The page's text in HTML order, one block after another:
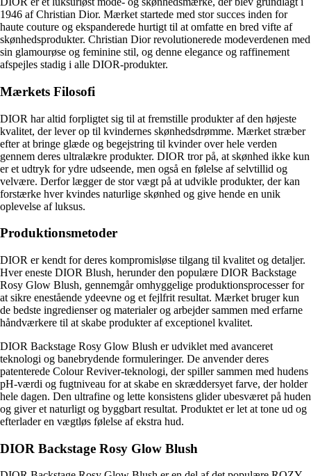
1946 af Christian Dior. Mærket startede med stor succes inden for
haute couture og ekspanderede hurtigt til at omfatte en bred vifte af
skønhedsprodukter. Christian Dior revolutionerede modeverdenen med
sin glamourøse og feminine stil, og denne elegance og raffinement
afspejles stadig i alle DIOR-produkter.
Mærkets Filosofi
DIOR har altid forpligtet sig til at fremstille produkter af den højeste
kvalitet, der lever op til kvindernes skønhedsdrømme. Mærket stræber
efter at bringe glæde og begejstring til kvinder over hele verden
gennem deres ultralækre produkter. DIOR tror på, at skønhed ikke kun
er et udtryk for ydre udseende, men også en følelse af selvtillid og
velvære. Derfor lægger de stor vægt på at udvikle produkter, der kan
forstærke hver kvindes naturlige skønhed og give hende en unik
oplevelse af luksus.
Produktionsmetoder
DIOR er kendt for deres kompromisløse tilgang til kvalitet og detaljer.
Hver eneste DIOR Blush, herunder den populære DIOR Backstage
Rosy Glow Blush, gennemgår omhyggelige produktionsprocesser for
at sikre enestående ydeevne og et fejlfrit resultat. Mærket bruger kun
de bedste ingredienser og materialer og arbejder sammen med erfarne
håndværkere til at skabe produkter af exceptionel kvalitet.
DIOR Backstage Rosy Glow Blush er udviklet med avanceret
teknologi og banebrydende formuleringer. De anvender deres
patenterede Colour Reviver-teknologi, der spiller sammen med hudens
pH-værdi og fugtniveau for at skabe en skræddersyet farve, der holder
hele dagen. Den ultrafine og lette konsistens glider ubesværet på huden
og giver et naturligt og byggbart resultat. Produktet er let at tone ud og
efterlader en vægtløs følelse af ekstra hud.
DIOR Backstage Rosy Glow Blush